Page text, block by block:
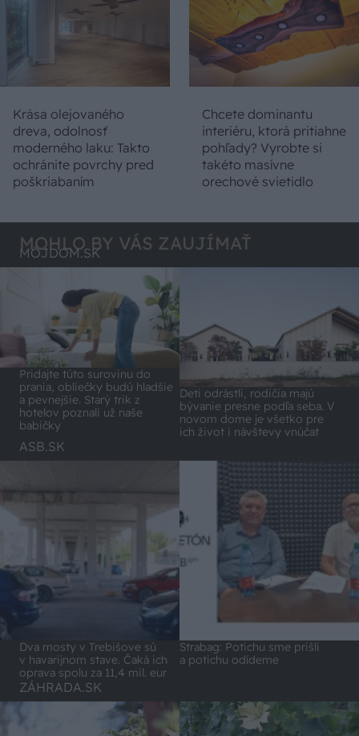
Krása olejovaného
dreva, odolnosť
moderného laku: Takto
ochránite povrchy pred
poškriabaním
Chcete dominantu
interiéru, ktorá pritiahne
pohľady? Vyrobte si
takéto masívne
orechové svietidlo
MOHLO BY VÁS ZAUJÍMAŤ
MÔJDOM.SK
Pridajte túto surovinu do
prania, obliečky budú hladšie
a pevnejšie. Starý trik z
hotelov poznali už naše
babičky
Deti odrástli, rodičia majú
bývanie presne podľa seba. V
novom dome je všetko pre
ich život i návštevy vnúčat
ASB.SK
Dva mosty v Trebišove sú
v havarijnom stave. Čaká ich
oprava spolu za 11,4 mil. eur
Strabag: Potichu sme prišli
a potichu odídeme
ZÁHRADA.SK